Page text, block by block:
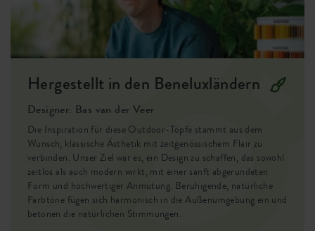
oder Seidenweiß oder setze mit Honiggelb einen
Farbakzent.
Stabil und sicher
Wickle das clevere Aufhängesystem um ein Regenrohr und
hänge den Blumentopf daran. Eine rutschfeste Oberfläche
sorgt dafür, dass der Topf nicht verrutscht oder
herunterrutscht. Nun hast du eine einfache Möglichkeit,
mehr Grün in dein Leben zu bringen.
Hergestellt in den Beneluxländern
Designer: Bas van der Veer
Die Inspiration für diese Outdoor-Töpfe stammt aus dem
Wunsch, klassische Ästhetik mit zeitgenössischem Flair zu
verbinden. Unser Ziel war es, ein Design zu schaffen, das sowohl
zeitlos als auch modern wirkt, mit einer sanft abgerundeten
Form und hochwertiger Anmutung. Beruhigende, natürliche
Farbtöne fügen sich harmonisch in die Außenumgebung ein und
betonen die natürlichen Stimmungen.